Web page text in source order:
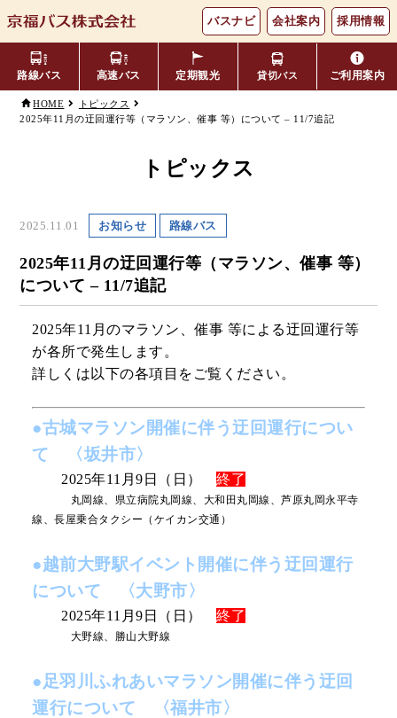
バスナビ 会社案内 採用情報
路線バス
のりば案内
季節・特別運行バス 配布時刻表
定期券 お得なきっぷ
コミュニティバス
検索方法
リアルタイムバス位置＆時刻表
検索
京福バスナビ
10種類のICカードが利用可能
路線検索
Googleマップ NAVITIME
ジョルダン
高速バス 定期観光 貸切バス ご利用案内
キャッシュレス対応
HOME
トピックス
2025年11月の迂回運行等（マラソン、催事 等）について – 11/7追記
トピックス
2025.11.01 お知らせ 路線バス
2025年11月の迂回運行等（マラソン、催事 等）
について – 11/7追記
2025年11月のマラソン、催事 等による迂回運行等
が各所で発生します。
詳しくは以下の各項目をご覧ください。
●古城マラソン開催に伴う迂回運行につい
て 〈坂井市〉
2025年11月9日（日）終了
丸岡線、県立病院丸岡線、大和田丸岡線、芦原丸岡永平寺
線、長屋乗合タクシー（ケイカン交通）
●越前大野駅イベント開催に伴う迂回運行
について 〈大野市〉
2025年11月9日（日）終了
大野線、勝山大野線
●足羽川ふれあいマラソン開催に伴う迂回
運行について 〈福井市〉